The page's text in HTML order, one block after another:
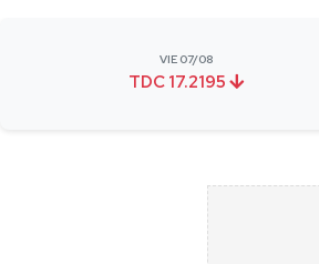
VIE 07/08
TDC 17.2195